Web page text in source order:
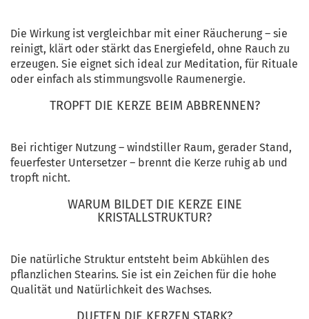
Die Wirkung ist vergleichbar mit einer Räucherung – sie
reinigt, klärt oder stärkt das Energiefeld, ohne Rauch zu
erzeugen. Sie eignet sich ideal zur Meditation, für Rituale
oder einfach als stimmungsvolle Raumenergie.
TROPFT DIE KERZE BEIM ABBRENNEN?
Bei richtiger Nutzung – windstiller Raum, gerader Stand,
feuerfester Untersetzer – brennt die Kerze ruhig ab und
tropft nicht.
WARUM BILDET DIE KERZE EINE
KRISTALLSTRUKTUR?
Die natürliche Struktur entsteht beim Abkühlen des
pflanzlichen Stearins. Sie ist ein Zeichen für die hohe
Qualität und Natürlichkeit des Wachses.